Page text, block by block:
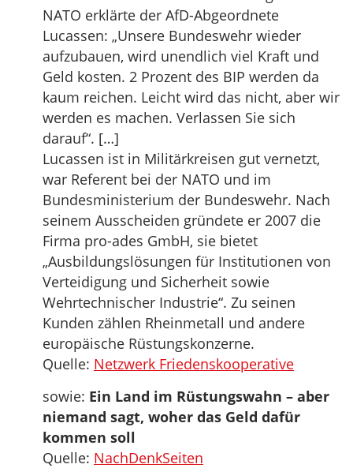
NATO erklärte der AfD-Abgeordnete
Lucassen: „Unsere Bundeswehr wieder
aufzubauen, wird unendlich viel Kraft und
Geld kosten. 2 Prozent des BIP werden da
kaum reichen. Leicht wird das nicht, aber wir
werden es machen. Verlassen Sie sich
darauf“. […]
Lucassen ist in Militärkreisen gut vernetzt,
war Referent bei der NATO und im
Bundesministerium der Bundeswehr. Nach
seinem Ausscheiden gründete er 2007 die
Firma pro-ades GmbH, sie bietet
„Ausbildungslösungen für Institutionen von
Verteidigung und Sicherheit sowie
Wehrtechnischer Industrie“. Zu seinen
Kunden zählen Rheinmetall und andere
europäische Rüstungskonzerne.
Quelle: Netzwerk Friedenskooperative
sowie: Ein Land im Rüstungswahn – aber
niemand sagt, woher das Geld dafür
kommen soll
Quelle: NachDenkSeiten